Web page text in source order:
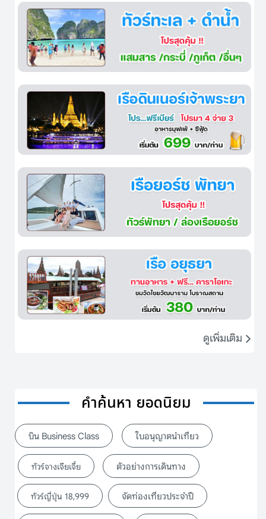
ดูเพิ่มเติม
คำค้นหา ยอดนิยม
บิน Business Class ใบอนุญาตนำเที่ยว
ทัวร์จางเจียเจี้ย ตัวอย่างการเดินทาง
ทัวร์ญี่ปุ่น 18,999 จัดท่องเที่ยวประจำปี